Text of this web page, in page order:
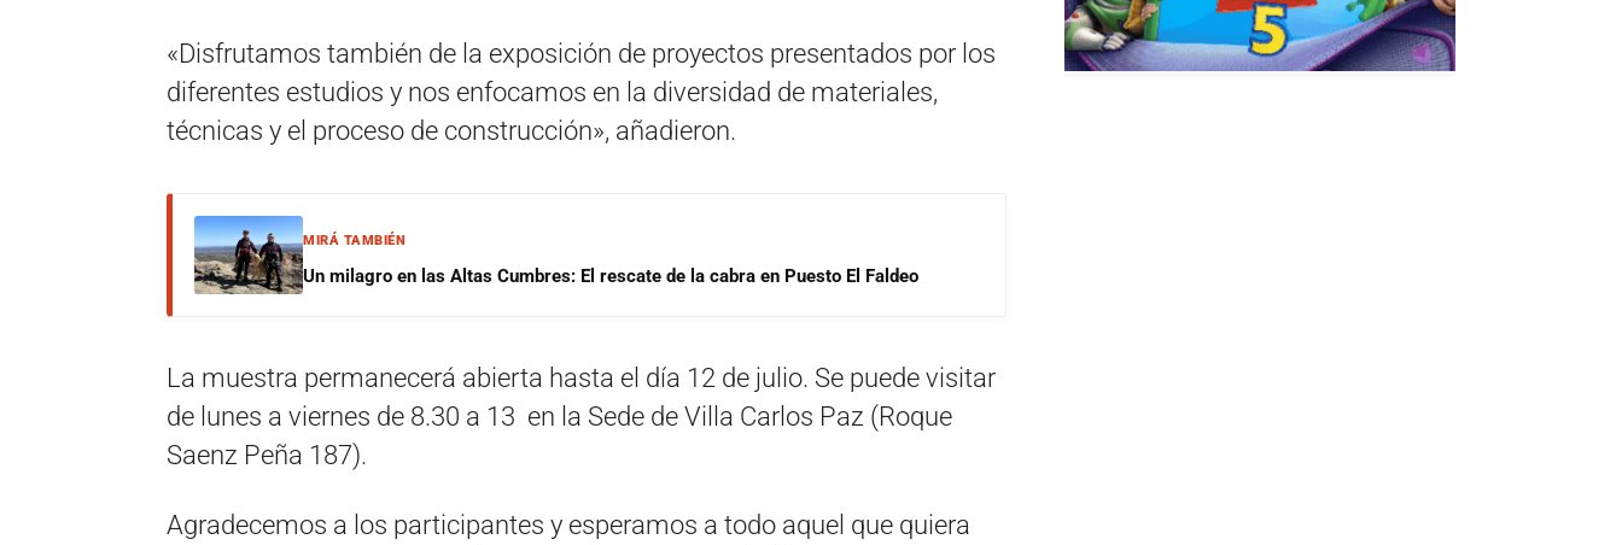
«Disfrutamos también de la exposición de proyectos presentados por los
diferentes estudios y nos enfocamos en la diversidad de materiales,
técnicas y el proceso de construcción», añadieron.
MIRÁ TAMBIÉN
Un milagro en las Altas Cumbres: El rescate de la cabra en Puesto El Faldeo
La muestra permanecerá abierta hasta el día 12 de julio. Se puede visitar
de lunes a viernes de 8.30 a 13 en la Sede de Villa Carlos Paz (Roque
Saenz Peña 187).
Agradecemos a los participantes y esperamos a todo aquel que quiera